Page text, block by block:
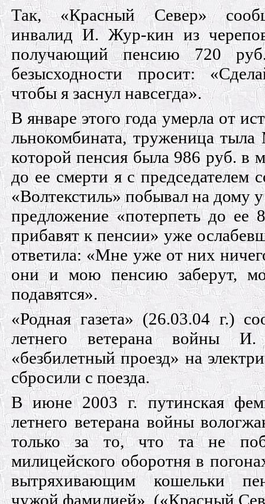
Так, «Красный Север»
инвалид И. Жур-кин из
получающий пенсию 720
безысходности просит:
чтобы я заснул навсегда».
В январе этого года умерла от
льноком­бината, труженица
которой пенсия была 986 руб. в
до ее смерти я с председателем
«Волтекстиль» побывал на дому
предложение «потерпеть до ее
прибавят к пенсии» уже
ответила: «Мне уже от них
они и мою пенсию заберут,
подавятся».
«Родная газета» (26.03.04 г.)
летнего вете­рана войны
«безбилетный проезд» на
сбросили с поезда.
В июне 2003 г. путинская
летнего ветерана войны
только за то, что та не
милицейского оборотня в
вытряхивающим кошельки
чужой фамилией». («Красный